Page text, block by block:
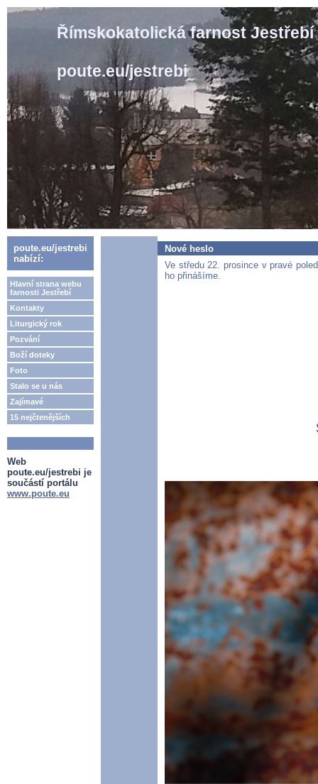
Římskokatolická farnost Jestřebí
poute.eu/jestrebi
poute.eu/jestrebi
nabízí:
Hlavní strana webu
farnosti Jestřebí
Kontakty
Liturgický rok
Pozvání
Boží doteky
Foto
Stalo se u nás
Zajímavé
15 nejčtenějších
Web
poute.eu/jestrebi je
součástí portálu
www.poute.eu
Nové heslo
Ve středu 22. prosince v pravé
ho přinášíme.